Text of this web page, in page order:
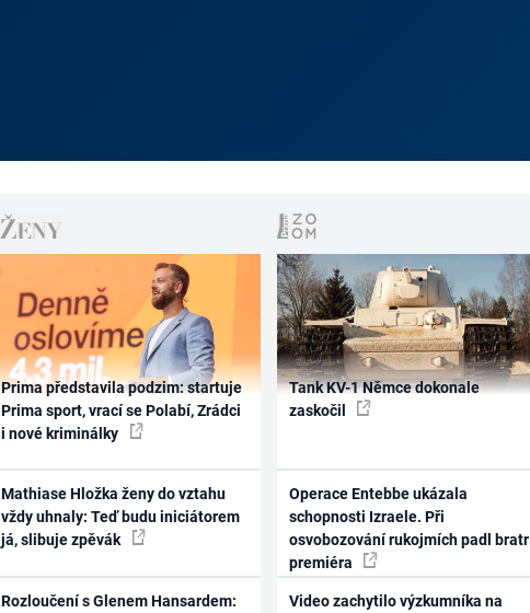
Prima představila podzim: startuje
Prima sport, vrací se Polabí, Zrádci
i nové kriminálky
Mathiase Hložka ženy do vztahu
vždy uhnaly: Teď budu iniciátorem
já, slibuje zpěvák
Rozloučení s Glenem Hansardem:
Tank KV-1 Němce dokonale
zaskočil
Operace Entebbe ukázala
schopnosti Izraele. Při
osvobozování rukojmích padl bratr
premiéra
Video zachytilo výzkumníka na